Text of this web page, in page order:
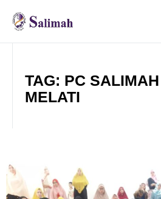
TAG: PC
MELATI